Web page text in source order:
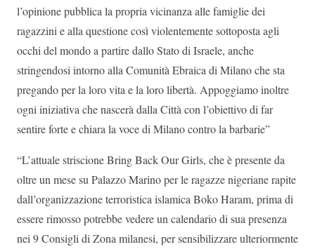
l’opinione pubblica la propria vicinanza alle famiglie dei
ragazzini e alla questione così violentemente sottoposta agli
occhi del mondo a partire dallo Stato di Israele, anche
stringendosi intorno alla Comunità Ebraica di Milano che sta
pregando per la loro vita e la loro libertà. Appoggiamo inoltre
ogni iniziativa che nascerà dalla Città con l’obiettivo di far
sentire forte e chiara la voce di Milano contro la barbarie”
“L’attuale striscione Bring Back Our Girls, che è presente da
oltre un mese su Palazzo Marino per le ragazze nigeriane rapite
dall’organizzazione terroristica islamica Boko Haram, prima di
essere rimosso potrebbe vedere un calendario di sua presenza
nei 9 Consigli di Zona milanesi, per sensibilizzare ulteriormente